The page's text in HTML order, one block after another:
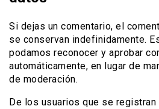
Si dejas un comentario, el
se conservan indefinidamente.
podamos reconocer y aprobar
automáticamente, en lugar de
de moderación.
De los usuarios que se